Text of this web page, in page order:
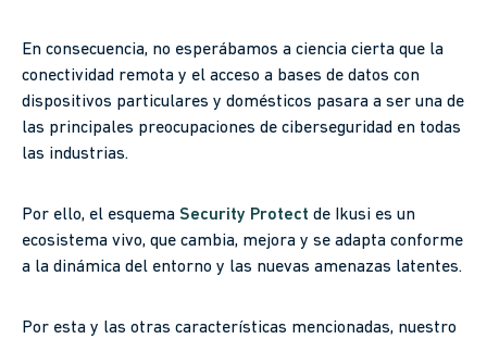
En consecuencia, no esperábamos a ciencia cierta que la
conectividad remota y el acceso a bases de datos con
dispositivos particulares y domésticos pasara a ser una de
las principales preocupaciones de ciberseguridad en todas
las industrias.
Por ello, el esquema Security Protect de Ikusi es un
ecosistema vivo, que cambia, mejora y se adapta conforme
a la dinámica del entorno y las nuevas amenazas latentes.
Por esta y las otras características mencionadas, nuestro